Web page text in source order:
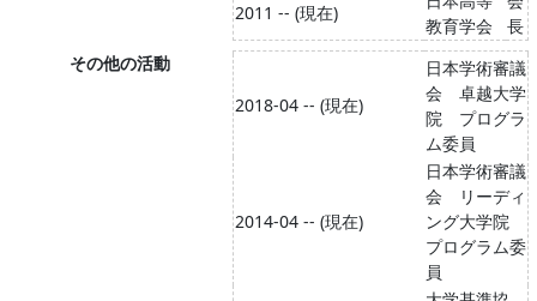
2011 -- (現在)
教育学会
長
その他の活動
2018-04 -- (現在)
日本学術審議
会 卓越大学
院 プログラ
ム委員
2014-04 -- (現在)
日本学術審議
会 リーディ
ング大学院
プログラム委
員